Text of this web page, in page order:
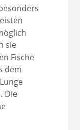
sie
Fische
dem
Die